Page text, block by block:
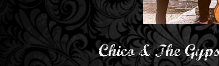
Chico & The